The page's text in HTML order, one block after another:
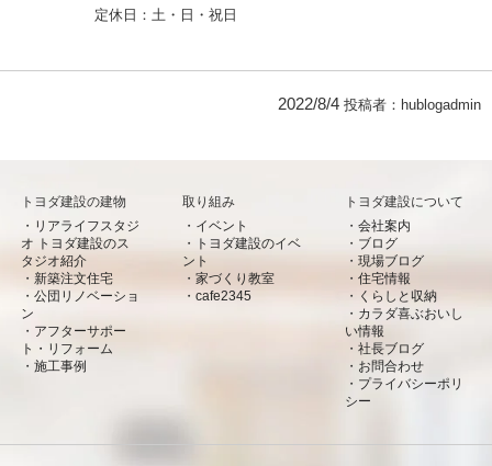
定休日： 土・日・祝日
2022/8/4 投稿者： hublogadmin
トヨダ建設の建物
リアライフスタジ
オ トヨダ建設のス
タジオ紹介
新築注文住宅
公団リノベーショ
ン
アフターサポー
ト・リフォーム
施工事例
取り組み
イベント
トヨダ建設のイベ
ント
家づくり教室
cafe2345
トヨダ建設について
会社案内
ブログ
現場ブログ
住宅情報
くらしと収納
カラダ喜ぶおいし
い情報
社長ブログ
お問合わせ
プライバシーポリ
シー